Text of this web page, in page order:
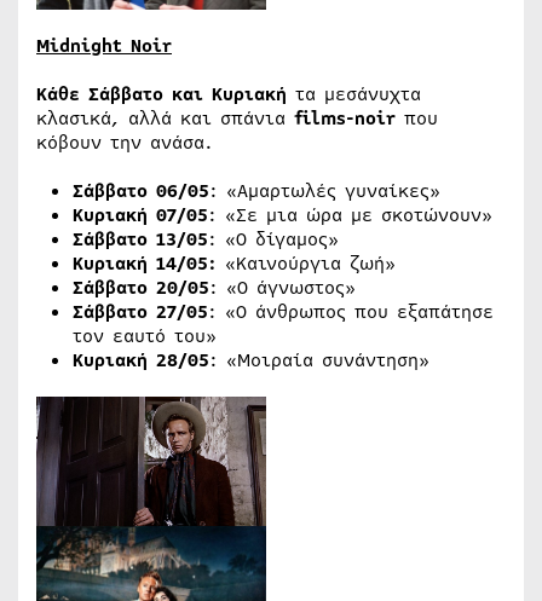
Midnight Noir
Κάθε Σάββατο και Κυριακή τα μεσάνυχτα
κλασικά, αλλά και σπάνια films-noir που
κόβουν την ανάσα.
Σάββατο 06/05: «Αμαρτωλές γυναίκες»
Κυριακή 07/05: «Σε μια ώρα με σκοτώνουν»
Σάββατο 13/05: «Ο δίγαμος»
Κυριακή 14/05: «Καινούργια ζωή»
Σάββατο 20/05: «O άγνωστος»
Σάββατο 27/05: «Ο άνθρωπος που εξαπάτησε
τον εαυτό του»
Κυριακή 28/05: «Μοιραία συνάντηση»